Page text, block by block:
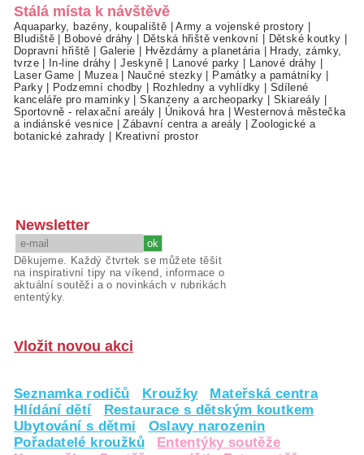
Stálá místa k návštěvě
Aquaparky, bazény, koupaliště |Army a vojenské prostory |
Bludiště | Bobové dráhy | Dětská hřiště venkovní | Dětské koutky |
Dopravní hřiště | Galerie | Hvězdárny a planetária | Hrady, zámky,
tvrze| In-line dráhy |Jeskyně| Lanové parky | Lanové dráhy |
Laser Game | Muzea| Naučné stezky | Památky a památníky |
Parky| Podzemní chodby | Rozhledny a vyhlídky | Sdílené
kanceláře pro maminky |Skanzeny a archeoparky | Skiareály |
Sportovně - relaxační areály | Úniková hra |Westernová městečka
a indiánské vesnice |Zábavní centra a areály |Zoologické a
botanické zahrady | Kreativní prostor
Newsletter
Děkujeme. Každý čtvrtek se můžete těšit
na inspirativní tipy na víkend, informace o
aktuální soutěži a o novinkách v rubrikách
ententýky.
Vložit novou akci
Seznamka rodičů Kroužky
Mateřská centra
Hlídání dětí
Restaurace s dětským koutkem
Ubytování s dětmi
Oslavy narozenin
Pořadatelé kroužků
Ententýky soutěže